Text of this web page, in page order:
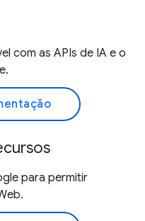
com as APIs de IA e o
para permitir